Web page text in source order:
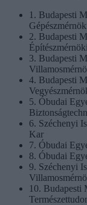
1. Budapesti
2. Budapesti
3. Budapesti
4. Budapesti
5. Óbudai
6. Széchenyi
Kar
7. Óbudai
8. Óbudai
9. Széchenyi
10. Budapesti